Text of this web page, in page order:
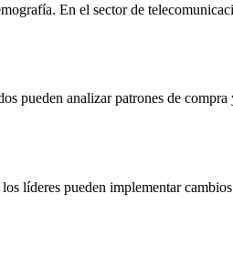
En el sector de
pueden analizar patrones de
líderes pueden implementar